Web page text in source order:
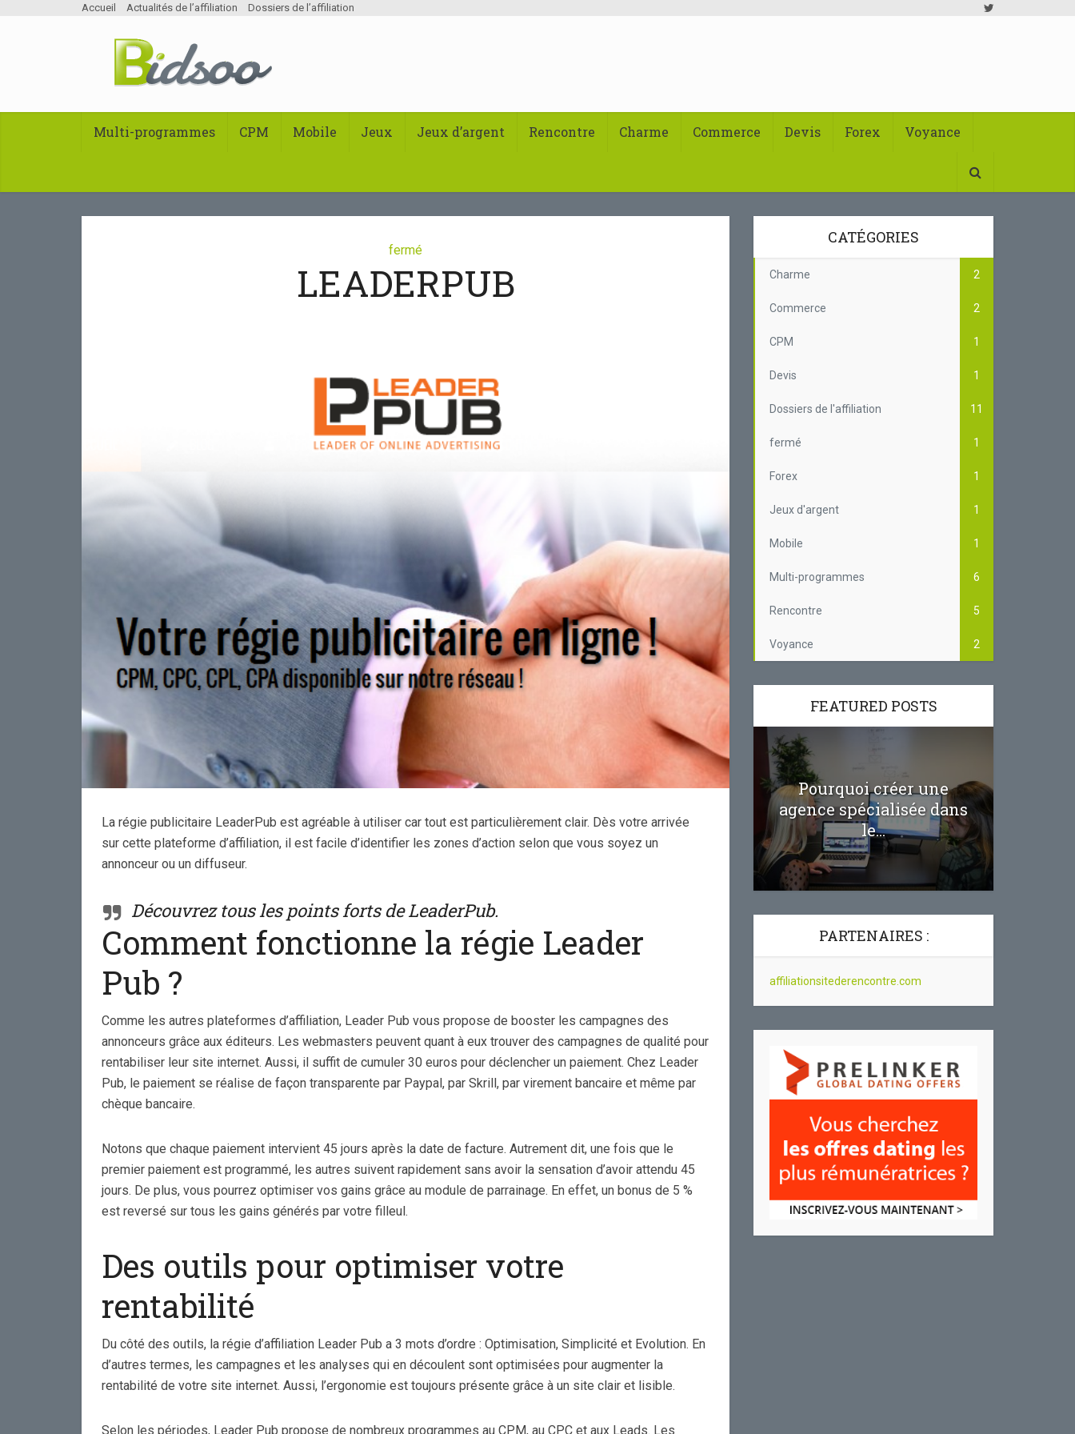
Accueil Actualités de l’affiliation Dossiers de l’affiliation
Multi-programmes CPM Mobile Jeux Jeux d’argent Rencontre Charme Commerce Devis Forex Voyance
fermé
LEADERPUB
La régie publicitaire LeaderPub est agréable à utiliser car tout est particulièrement clair. Dès votre arrivée
sur cette plateforme d’affiliation, il est facile d’identifier les zones d’action selon que vous soyez un
annonceur ou un diffuseur.
Découvrez tous les points forts de LeaderPub.
Comment fonctionne la régie Leader
Pub ?
Comme les autres plateformes d’affiliation, Leader Pub vous propose de booster les campagnes des
annonceurs grâce aux éditeurs. Les webmasters peuvent quant à eux trouver des campagnes de qualité pour
rentabiliser leur site internet. Aussi, il suffit de cumuler 30 euros pour déclencher un paiement. Chez Leader
Pub, le paiement se réalise de façon transparente par Paypal, par Skrill, par virement bancaire et même par
chèque bancaire.
Notons que chaque paiement intervient 45 jours après la date de facture. Autrement dit, une fois que le
premier paiement est programmé, les autres suivent rapidement sans avoir la sensation d’avoir attendu 45
jours. De plus, vous pourrez optimiser vos gains grâce au module de parrainage. En effet, un bonus de 5 %
est reversé sur tous les gains générés par votre filleul.
Des outils pour optimiser votre
rentabilité
Du côté des outils, la régie d’affiliation Leader Pub a 3 mots d’ordre : Optimisation, Simplicité et Evolution. En
d’autres termes, les campagnes et les analyses qui en découlent sont optimisées pour augmenter la
rentabilité de votre site internet. Aussi, l’ergonomie est toujours présente grâce à un site clair et lisible.
Selon les périodes, Leader Pub propose de nombreux programmes au CPM, au CPC et aux Leads. Les
CATÉGORIES
Charme 2
Commerce 2
CPM 1
Devis 1
Dossiers de l'affiliation 11
fermé 1
Forex 1
Jeux d'argent 1
Mobile 1
Multi-programmes 6
Rencontre 5
Voyance 2
FEATURED POSTS
Comment lancer ses
sociaux en...
internet
Pourquoi créer une
agence spécialisée dans
le...
PARTENAIRES :
affiliationsitederencontre.com